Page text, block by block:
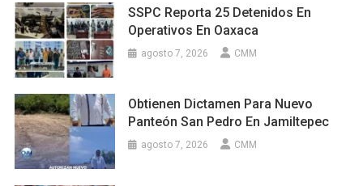
SSPC Reporta 25 Detenidos En
Operativos En Oaxaca
agosto 7, 2026 CMM
Obtienen Dictamen Para Nuevo
Panteón San Pedro En Jamiltepec
agosto 7, 2026 CMM